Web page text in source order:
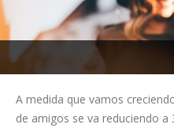
A medida que vamos
de amigos se va reduciendo